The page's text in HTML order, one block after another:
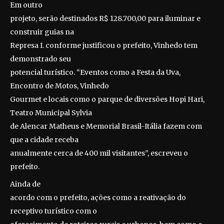
Em outro
projeto, serão destinados R$ 128.700,00 para iluminar e
construir guias na
Represa I. conforme justificou o prefeito, Vinhedo tem
demonstrado seu
potencial turístico. “Eventos como a Festa da Uva,
Encontro de Motos, Vinhedo
Gourmet e locais como o parque de diversões Hopi Hari,
Teatro Municipal Sylvia
de Alencar Matheus e Memorial Brasil-Itália fazem com
que a cidade receba
anualmente cerca de 400 mil visitantes”, escreveu o
prefeito.
Ainda de
acordo com o prefeito, ações como a reativação do
receptivo turístico com o